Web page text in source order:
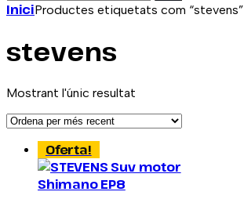
IniciProductes etiquetats com “stevens”
stevens
Mostrant l'únic resultat
Oferta!